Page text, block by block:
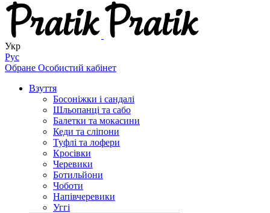
Укр
Рус
Обране Особистий кабінет
Взуття
Босоніжки і сандалі
Шльопанці та сабо
Балетки та мокасини
Кеди та сліпони
Туфлі та лофери
Кросівки
Черевики
Ботильйони
Чоботи
Напівчеревики
Уггі